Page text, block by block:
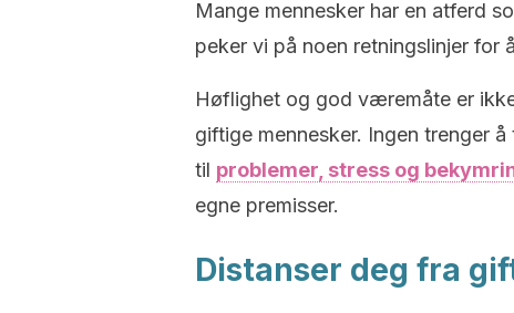
Mange mennesker har en atferd
peker vi på noen retningslinjer for
Høflighet og god væremåte er
giftige mennesker. Ingen trenger
til problemer, stress og
egne premisser.
Distanser deg fra